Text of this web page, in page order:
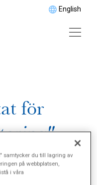
English
för
samtycker du till lagring av
på webbplatsen,
i våra